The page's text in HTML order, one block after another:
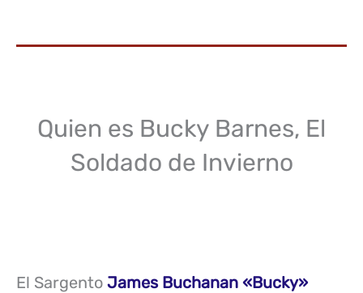
Quien es Bucky Barnes, El
Soldado de Invierno
El Sargento James Buchanan «Bucky»